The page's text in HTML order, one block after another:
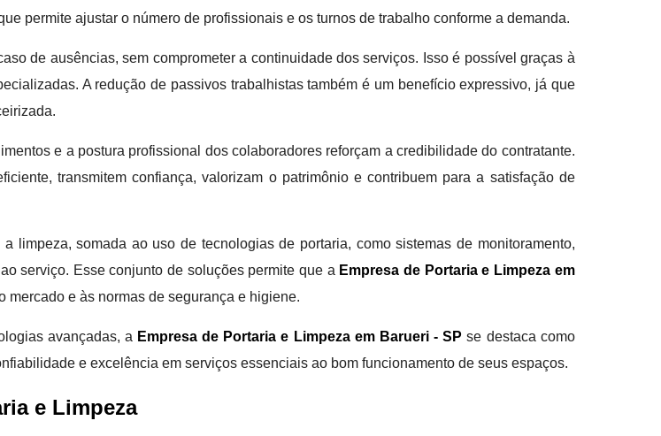
permite ajustar o número de profissionais e os turnos de trabalho conforme a demanda.
de ausências, sem comprometer a continuidade dos serviços. Isso é possível graças à
A redução de passivos trabalhistas também é um benefício expressivo, já que
e a postura profissional dos colaboradores reforçam a credibilidade do contratante.
transmitem confiança, valorizam o patrimônio e contribuem para a satisfação de
limpeza, somada ao uso de tecnologias de portaria, como sistemas de monitoramento,
serviço. Esse conjunto de soluções permite que a Empresa de Portaria e Limpeza em
e às normas de segurança e higiene.
avançadas, a Empresa de Portaria e Limpeza em Barueri - SPse destaca como
e excelência em serviços essenciais ao bom funcionamento de seus espaços.
e Limpeza